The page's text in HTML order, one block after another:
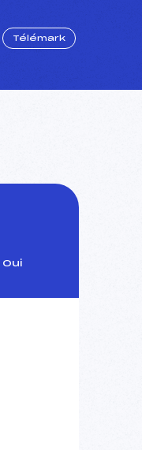
Télémark
Oui